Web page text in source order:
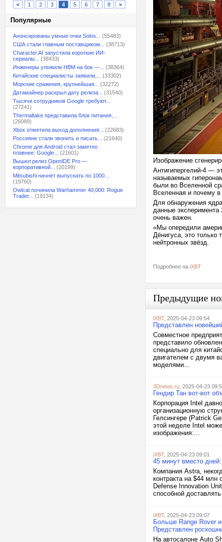
< 1 2 3 4 5 6 7 8 >
Популярные
Анонсированы умные очки Solos...
(55483)
США стали главным поставщиком...
(38713)
Character.AI запустила короткие ИИ-
сериалы...
(38433)
Инженеры уложили HBM на бок —...
(38364)
Китайские специалисты заявили,...
(33302)
Морские сражения, крупнейшая...
(32272)
Датамайнер раскрыл дату релиза...
(31540)
Тысячи сотрудников Google требуют...
(27241)
Thermaltake представила блок питания,...
(26089)
Xbox отметила выход дополнения...
(22683)
Россияне стали звонить и писать...
(21640)
Chrome для Android стал заметно
плавнее: Google...
(21601)
Вышел релиз OpenIDE Pro —
корпоративной...
(20199)
Mitsubishi начнёт выпускать по 1000...
(19760)
Owlcat починила Warhammer 40,000: Rogue
Trader...
(19134)
Изображение
Антигипергелий-4 —
называемых
были во Вселенной
Вселенная и почему
Для обнаружения
данные эксперимента
очень важен.
«Мы опередили
Дёнигуса, это только
нейтронных звёзд.
Подробнее на iXBT
Предыдущие
iXBT, 2025-04-23 09:54
Представлен
Совместное
представило
специально для
двигателем с двумя
моделями...
3Dnews.ru , 2025-04-23
Гендир Тан вот-вот
Корпорация Intel
организационную
Гелсингере (Patrick
этой неделе Intel
изображения:...
iXBT, 2025-04-23 09:01
45 минут вместо
Компания Astra,
контракта на $44
Defense Innovation
способной
iXBT, 2025-04-23 09:07
Больше Range Rover
Представлен
На автосалоне Auto